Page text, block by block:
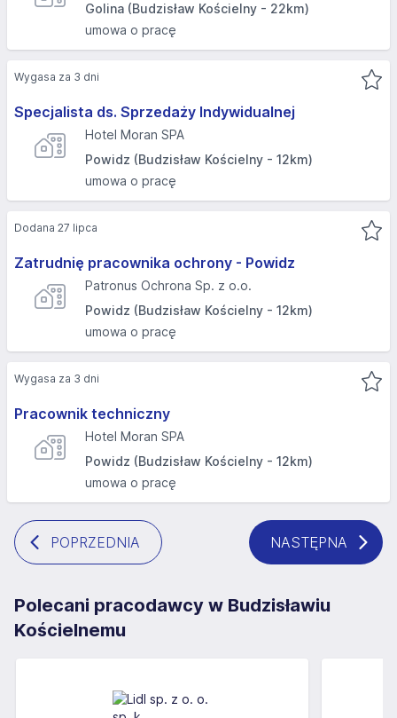
Golina (Budzisław Kościelny - 22km)
umowa o pracę
Specjalista ds. Sprzedaży Indywidualnej
Hotel Moran SPA
Powidz (Budzisław Kościelny - 12km)
umowa o pracę
Wygasa za 3 dni
Zatrudnię pracownika ochrony - Powidz
Patronus Ochrona Sp. z o.o.
Powidz (Budzisław Kościelny - 12km)
umowa o pracę
Dodana 27 lipca
Pracownik techniczny
Hotel Moran SPA
Powidz (Budzisław Kościelny - 12km)
umowa o pracę
Wygasa za 3 dni
POPRZEDNIA NASTĘPNA
Polecani pracodawcy w Budzisławiu
Kościelnemu